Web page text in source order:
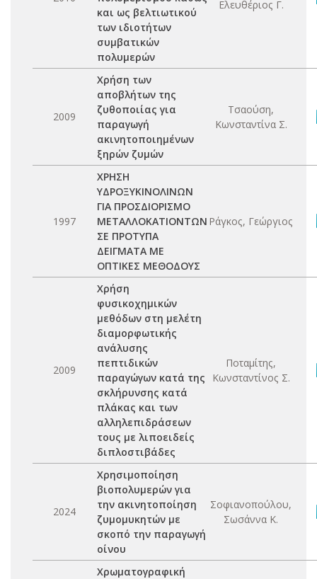
και ως βελτιωτικού
των ιδιοτήτων
συμβατικών
πολυμερών
Ελευθέριος Γ.
2009
Χρήση των
αποβλήτων της
ζυθοποιίας για
παραγωγή
ακινητοποιημένων
ξηρών ζυμών
Τσαούση,
Κωνσταντίνα Σ.
1997
ΧΡΗΣΗ
ΥΔΡΟΞΥΚΙΝΟΛΙΝΩΝ
ΓΙΑ ΠΡΟΣΔΙΟΡΙΣΜΟ
ΜΕΤΑΛΛΟΚΑΤΙΟΝΤΩΝ
ΣΕ ΠΡΟΤΥΠΑ
ΔΕΙΓΜΑΤΑ ΜΕ
ΟΠΤΙΚΕΣ ΜΕΘΟΔΟΥΣ
Ράγκος, Γεώργιος
2009
Χρήση
φυσικοχημικών
μεθόδων στη μελέτη
διαμορφωτικής
ανάλυσης
πεπτιδικών
παραγώγων κατά της
σκλήρυνσης κατά
πλάκας και των
αλληλεπιδράσεων
τους με λιποειδείς
διπλοστιβάδες
Ποταμίτης,
Κωνσταντίνος Σ.
2024
Χρησιμοποίηση
βιοπολυμερών για
την ακινητοποίηση
ζυμομυκητών με
σκοπό την παραγωγή
οίνου
Σοφιανοπούλου,
Σωσάννα Κ.
Χρωματογραφική